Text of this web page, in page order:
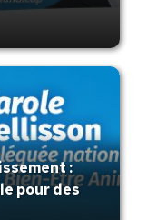
:
pour des